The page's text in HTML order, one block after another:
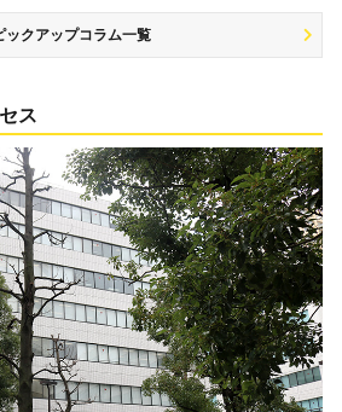
ックアップコラム一覧
ス